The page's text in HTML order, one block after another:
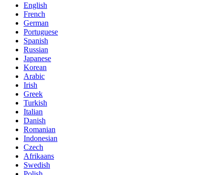
English
French
German
Portuguese
Spanish
Russian
Japanese
Korean
Arabic
Irish
Greek
Turkish
Italian
Danish
Romanian
Indonesian
Czech
Afrikaans
Swedish